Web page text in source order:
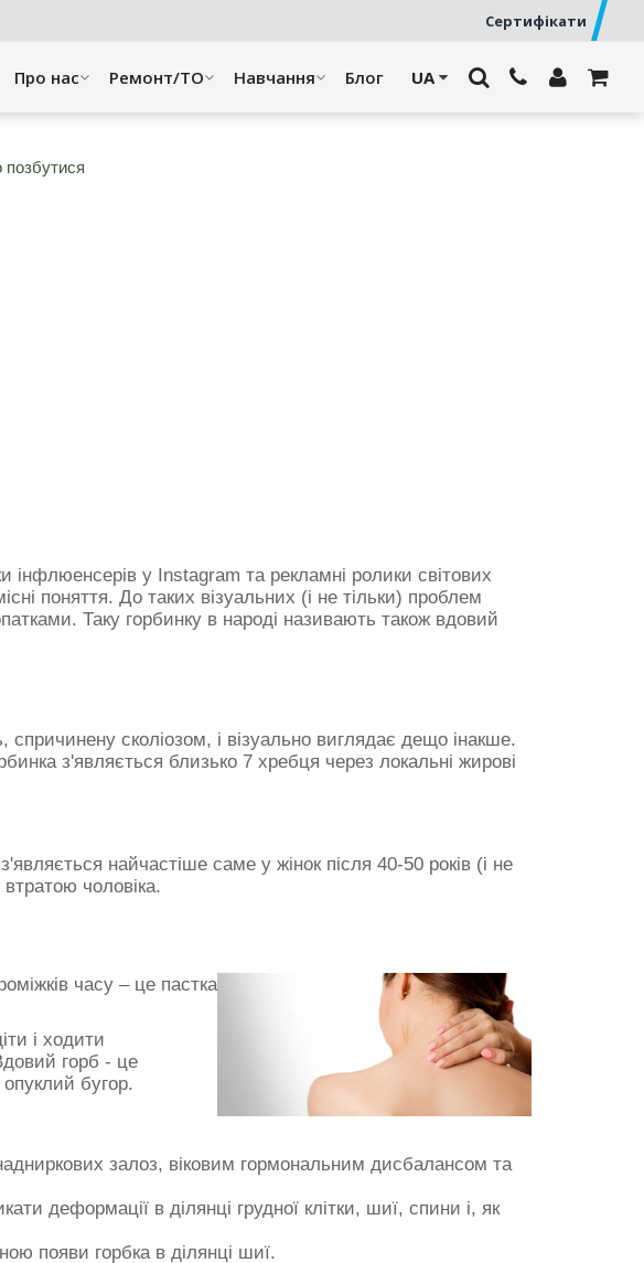
Сертифікати
Про нас Ремонт/ТО Навчання Блог
позбутися
інфлюенсерів у Instagram та рекламні ролики світових
поняття. До таких візуальних (і не тільки) проблем
Таку горбинку в народі називають також вдовий
сколіозом, і візуально виглядає дещо інакше.
з'являється близько 7 хребця через локальні жирові
найчастіше саме у жінок після 40-50 років (і не
чоловіка.
часу – це пастка
і ходити
горб - це
бугор.
залоз, віковим гормональним дисбалансом та
деформації в ділянці грудної клітки, шиї, спини і, як
появи горбка в ділянці шиї.